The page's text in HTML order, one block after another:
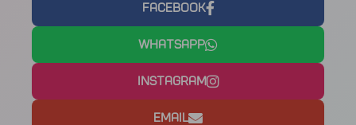
Facebook
WhatsApp
Instagram
Email